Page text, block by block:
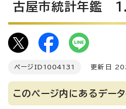
古屋市統計年鑑 1.
ページID 1004131 更新日
このページ内にあるデー